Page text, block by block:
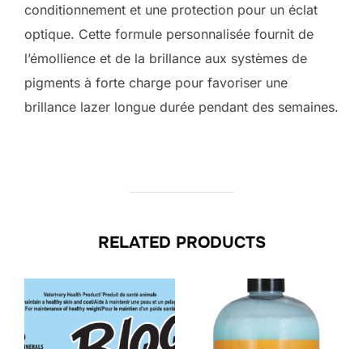
conditionnement et une protection pour un éclat
optique. Cette formule personnalisée fournit de
l’émollience et de la brillance aux systèmes de
pigments à forte charge pour favoriser une
brillance lazer longue durée pendant des semaines.
RELATED PRODUCTS